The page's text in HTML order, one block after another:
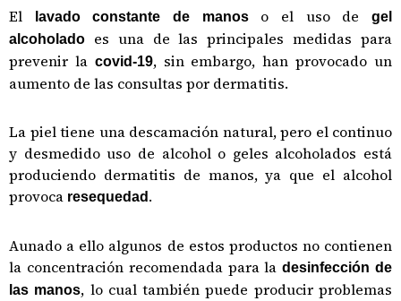
El lavado constante de manoso el uso degel
alcoholado
es una de las principales medidas para
prevenir la covid-19, sin embargo, han provocado un
aumento de las consultas por dermatitis.
La piel tiene una descamación natural, pero el continuo
y desmedido uso de alcohol o geles alcoholados está
produciendo dermatitis de manos, ya que el alcohol
provoca resequedad .
Aunado a ello algunos de estos productos no contienen
la concentración recomendada para ladesinfección de
las manos, lo cual también puede producir problemas